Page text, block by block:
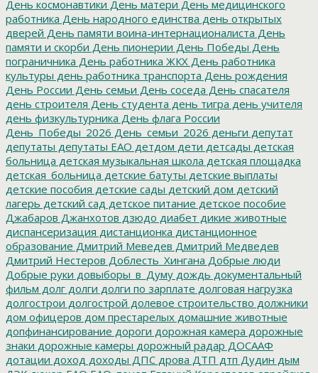
День космонавтики День матери День медицинского
работника День народного единства день открытых
дверей День памяти воина-интернационалиста День
памяти и скорби День пионерии День Победы День
пограничника День работника ЖКХ День работника
культуры день работника транспорта День рождения
День России День семьи День соседа День спасателя
день строителя День студента день тигра день учителя
день физкультурника День флага России
День_Победы_2026 День_семьи_2026 деньги депутат
депутаты депутаты ЕАО детдом дети детсады детская
больница детская музыкальная школа детская площадка
детская_больница детские батуты детские выплаты
детские пособия детские сады детский дом детский
лагерь детский сад детское питание детское пособие
Джабаров Джанхотов дзюдо диабет дикие животные
диспансеризация дистанционка дистанционное
образование Дмитрий Меведев Дмитрий Медведев
Дмитрий Нестеров Доблесть_Хингана Добрые люди
Добрые руки довыборы_в_Думу дождь документальный
фильм долг долги долги по зарплате долговая нагрузка
долгострои долгострой долевое строительство должники
дом офицеров дом престарелых домашние животные
допфинансирование дороги дорожная камера дорожные
знаки дорожные камеры дорожный радар ДОСААФ
дотации доход доходы ДПС дрова ДТП дтп Дудин дым